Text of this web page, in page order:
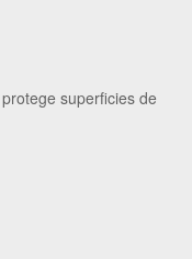
superficies de